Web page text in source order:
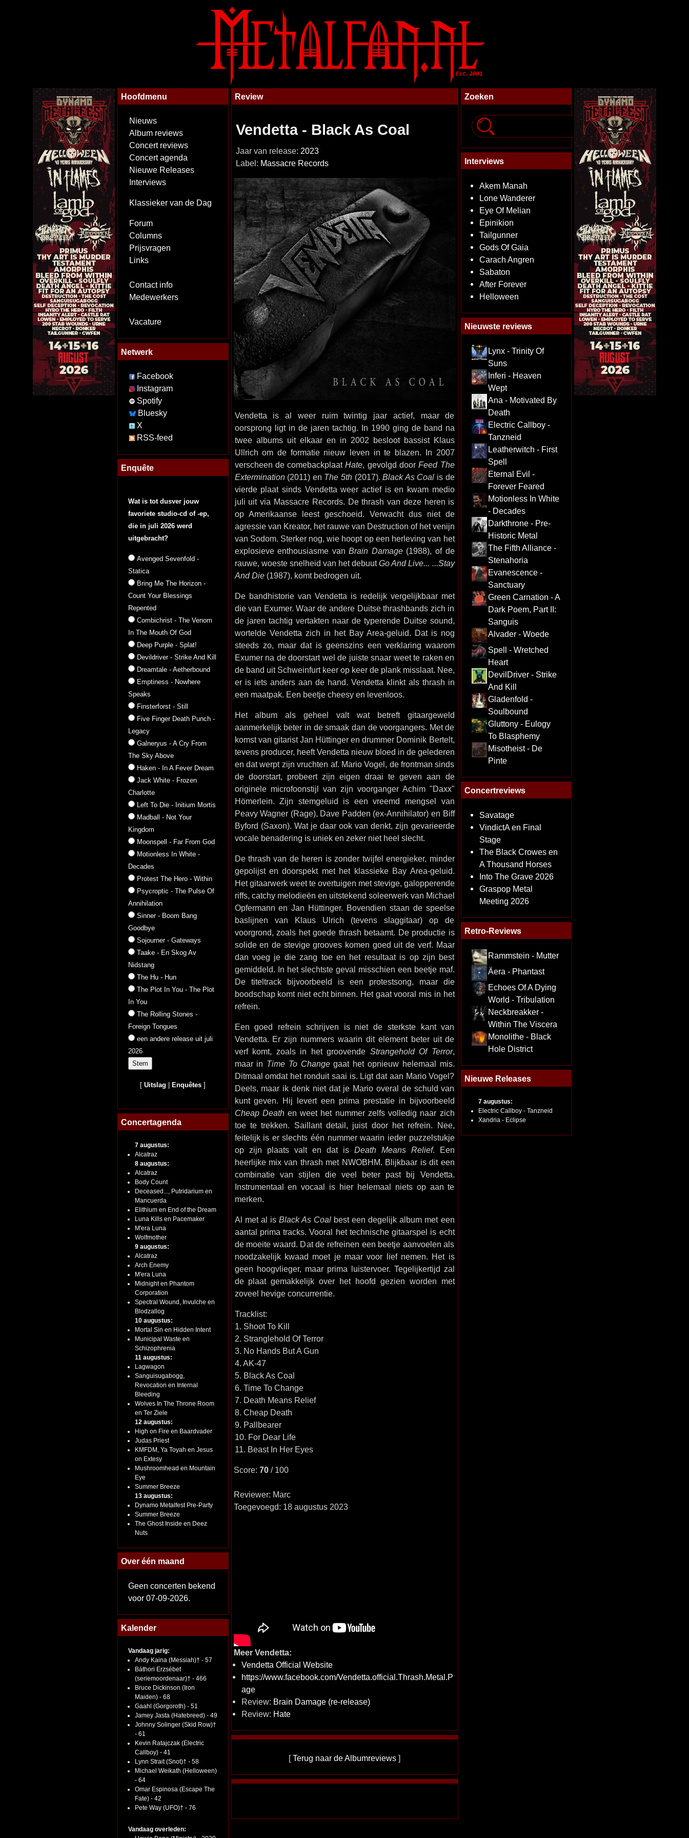
Hoofdmenu
Nieuws
Album reviews
Concert reviews
Concert agenda
Nieuwe Releases
Interviews
Klassieker van de Dag
Forum
Columns
Prijsvragen
Links
Contact info
Medewerkers
Vacature
Netwerk
Facebook
Instagram
Spotify
Bluesky
X
RSS-feed
Enquête
Wat is tot dusver jouw
favoriete studio-cd of -ep,
die in juli 2026 werd
uitgebracht?
Avenged Sevenfold -
Statica
Bring Me The Horizon -
Count Your Blessings
Repented
Combichrist - The Venom
In The Mouth Of God
Deep Purple - Splat!
Devildriver - Strike And Kill
Dreamtale - Aetherbound
Emptiness - Nowhere
Speaks
Finsterforst - Still
Five Finger Death Punch -
Legacy
Galneryus - A Cry From
The Sky Above
Haken - In A Fever Dream
Jack White - Frozen
Charlotte
Left To Die - Initium Mortis
Madball - Not Your
Kingdom
Moonspell - Far From God
Motionless In White -
Decades
Protest The Hero - Within
Psycroptic - The Pulse Of
Annihilation
Sinner - Boom Bang
Goodbye
Sojourner - Gateways
Taake - En Skog Av
Nidstang
The Hu - Hun
The Plot In You - The Plot
In You
The Rolling Stones -
Foreign Tongues
een andere release uit juli
2026
[Uitslag Enquêtes ]
Concertagenda
7 augustus:
Alcatraz
8 augustus:
Alcatraz
Body Count
Deceased..., Putridarium en
Mancuerda
Elithium en End of the Dream
Luna Kills en Pacemaker
M'era Luna
Wolfmother
9 augustus:
Alcatraz
Arch Enemy
M'era Luna
Midnight en Phantom
Corporation
Spectral Wound, Invulche en
Blodzallog
10 augustus:
Mortal Sin en Hidden Intent
Municipal Waste en
Schizophrenia
11 augustus:
Lagwagon
Sanguisugabogg,
Revocation en Internal
Bleeding
Wolves In The Throne Room
en Ter Ziele
12 augustus:
High on Fire en Baardvader
Judas Priest
KMFDM, Ya Toyah en Jesus
on Extesy
Mushroomhead en Mountain
Eye
Summer Breeze
13 augustus:
Dynamo Metalfest Pre-Party
Summer Breeze
The Ghost Inside en Deez
Nuts
Over één maand
Geen concerten bekend
voor 07-09-2026.
Kalender
Vandaag jarig:
Andy Kaina (Messiah)† - 57
Báthori Erzsébet
(seriemoordenaar)† - 466
Bruce Dickinson (Iron
Maiden) - 68
Gaahl (Gorgoroth) - 51
Jamey Jasta (Hatebreed) - 49
Johnny Solinger (Skid Row)†
- 61
Kevin Ratajczak (Electric
Callboy) - 41
Lynn Strait (Snot)† - 58
Michael Weikath (Helloween)
- 64
Omar Espinosa (Escape The
Fate) - 42
Pete Way (UFO)† - 76
Vandaag overleden:
Review
Vendetta - Black As Coal
Jaar van release: 2023
Label: Massacre Records
Vendetta is al weer ruim twintig jaar actief, maar de
oorsprong ligt in de jaren tachtig. In 1990 ging de band na
twee albums uit elkaar en in 2002 besloot bassist Klaus
Ullrich om de formatie nieuw leven in te blazen. In 2007
verscheen de comebackplaatHate, gevolgd doorFeed The
Extermination(2011) en The 5th(2017).Black As Coal is de
vierde plaat sinds Vendetta weer actief is en kwam medio
juli uit via Massacre Records. De thrash van deze heren is
op Amerikaanse leest geschoeid. Verwacht dus niet de
agressie van Kreator, het rauwe van Destruction of het venijn
van Sodom. Sterker nog, wie hoopt op een herleving van het
explosieve enthousiasme vanBrain Damage(1988), of de
rauwe, woeste snelheid van het debuutGo And Live... ...Stay
And Die(1987), komt bedrogen uit.
De bandhistorie van Vendetta is redelijk vergelijkbaar met
die van Exumer. Waar de andere Duitse thrashbands zich in
de jaren tachtig vertakten naar de typerende Duitse sound,
wortelde Vendetta zich in het Bay Area-geluid. Dat is nog
steeds zo, maar dat is geenszins een verklaring waarom
Exumer na de doorstart wel de juiste snaar weet te raken en
de band uit Schweinfurt keer op keer de plank misslaat. Nee,
er is iets anders aan de hand. Vendetta klinkt als thrash in
een maatpak. Een beetje cheesy en levenloos.
Het album als geheel valt wat betreft gitaargeweld
aanmerkelijk beter in de smaak dan de voorgangers. Met de
komst van gitarist Jan Hüttinger en drummer Dominik Bertelt,
tevens producer, heeft Vendetta nieuw bloed in de gelederen
en dat werpt zijn vruchten af. Mario Vogel, de frontman sinds
de doorstart, probeert zijn eigen draai te geven aan de
originele microfoonstijl van zijn voorganger Achim "Daxx"
Hömerlein. Zijn stemgeluid is een vreemd mengsel van
Peavy Wagner (Rage), Dave Padden (ex-Annihilator) en Biff
Byford (Saxon). Wat je daar ook van denkt, zijn gevarieerde
vocale benadering is uniek en zeker niet heel slecht.
De thrash van de heren is zonder twijfel energieker, minder
gepolijst en doorspekt met het klassieke Bay Area-geluid.
Het gitaarwerk weet te overtuigen met stevige, galopperende
riffs, catchy melodieën en uitstekend soleerwerk van Michael
Opfermann en Jan Hüttinger. Bovendien staan de speelse
baslijnen van Klaus Ulrich (tevens slaggitaar) op de
voorgrond, zoals het goede thrash betaamt. De productie is
solide en de stevige grooves komen goed uit de verf. Maar
dan voeg je die zang toe en het resultaat is op zijn best
gemiddeld. In het slechtste geval misschien een beetje maf.
De titeltrack bijvoorbeeld is een protestsong, maar die
boodschap komt niet echt binnen. Het gaat vooral mis in het
refrein.
Een goed refrein schrijven is niet de sterkste kant van
Vendetta. Er zijn nummers waarin dit element beter uit de
verf komt, zoals in het groovende Strangehold Of Terror,
maar in Time To Changegaat het opnieuw helemaal mis.
Ditmaal omdat het ronduit saai is. Ligt dat aan Mario Vogel?
Deels, maar ik denk niet dat je Mario overal de schuld van
kunt geven. Hij levert een prima prestatie in bijvoorbeeld
Cheap Deathen weet het nummer zelfs volledig naar zich
toe te trekken. Saillant detail, juist door het refrein. Nee,
feitelijk is er slechts één nummer waarin ieder puzzelstukje
op zijn plaats valt en dat is Death Means Relief. Een
heerlijke mix van thrash met NWOBHM. Blijkbaar is dit een
combinatie van stijlen die veel beter past bij Vendetta.
Instrumentaal en vocaal is hier helemaal niets op aan te
merken.
Al met al is Black As Coal best een degelijk album met een
aantal prima tracks. Vooral het technische gitaarspel is echt
de moeite waard. Dat de refreinen een beetje aanvoelen als
noodzakelijk kwaad moet je maar voor lief nemen. Het is
geen hoogvlieger, maar prima luistervoer. Tegelijkertijd zal
de plaat gemakkelijk over het hoofd gezien worden met
zoveel hevige concurrentie.
Tracklist:
1. Shoot To Kill
2. Stranglehold Of Terror
3. No Hands But A Gun
4. AK-47
5. Black As Coal
6. Time To Change
7. Death Means Relief
8. Cheap Death
9. Pallbearer
10. For Dear Life
11. Beast In Her Eyes
Score: 70/ 100
Reviewer: Marc
Toegevoegd: 18 augustus 2023
Meer Vendetta:
Vendetta Official Website
https://www.facebook.com/Vendetta.official.Thrash.Metal.P
age
Review: Brain Damage (re-release)
Review: Hate
[Terug naar de Albumreviews ]
Zoeken
Interviews
Akem Manah
Lone Wanderer
Eye Of Melian
Epinikion
Tailgunner
Gods Of Gaia
Carach Angren
Sabaton
After Forever
Helloween
Nieuwste reviews
Lynx - Trinity Of
Suns
Inferi - Heaven
Wept
Ana - Motivated By
Death
Electric Callboy -
Tanzneid
Leatherwitch - First
Spell
Eternal Evil -
Forever Feared
Motionless In White
- Decades
Darkthrone - Pre-
Historic Metal
The Fifth Alliance -
Stenahoria
Evanescence -
Sanctuary
Green Carnation - A
Dark Poem, Part II:
Sanguis
Alvader - Woede
Spell - Wretched
Heart
DevilDriver - Strike
And Kill
Gladenfold -
Soulbound
Gluttony - Eulogy
To Blasphemy
Misotheist - De
Pinte
Concertreviews
Savatage
VindictA en Final
Stage
The Black Crowes en
A Thousand Horses
Into The Grave 2026
Graspop Metal
Meeting 2026
Retro-Reviews
Rammstein - Mutter
Äera - Phantast
Echoes Of A Dying
World - Tribulation
Neckbreakker -
Within The Viscera
Monolithe - Black
Hole District
Nieuwe Releases
7 augustus:
Electric Callboy - Tanzneid
Xandria - Eclipse